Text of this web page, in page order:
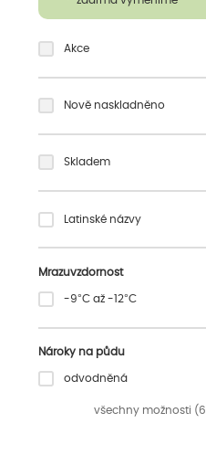
Akce
Nově naskladněno
Skladem
Latinské názvy
Mrazuvzdornost
-9°C až -12°C
Nároky na půdu
odvodněná
všechny možnosti